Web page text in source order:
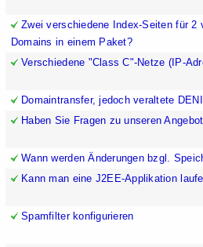
Zwei verschiedene Index-Seiten für 2
Domains in einem Paket?
Verschiedene "Class C"-Netze (IP-
Domaintransfer, jedoch veraltete
Haben Sie Fragen zu unseren
Wann werden Änderungen bzgl.
Kann man eine J2EE-Applikation
Spamfilter konfigurieren